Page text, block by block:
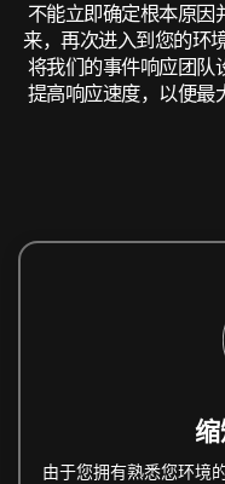
不能立即确定根本原因
来，再次进入到您的环
将我们的事件响应团队
提高响应速度，以便最
缩
由于您拥有熟悉您环境